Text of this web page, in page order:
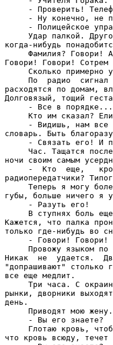
- Проверить!
- Ну конечно, не
- Полицейское
Удар палкой.
когда-нибудь
Фамилия? Говори!
Говори! Говори! Сотрем
Сколько примерно
По  радио  сигнал
расходятся по домам,
Долговязый, тощий
- Все в
Кто им сказал?
- Видишь, нам все
словарь. Быть
- Связать его! И
Час. Тащатся
ночи своим самым
-  Кто  еще,
радиопередатчики?
Теперь я могу
губы, больше ничего я
     - Разуть его!
В ступнях боль
Кажется, что палка
только где-нибудь во
     - Говори! Говори!
Провожу языком по
Никак  не  удается.
"допрашивают" столько
все еще медлит.
Три часа. С
рынки, дворники
день.
     Приводят мою жену.
     - Вы его знаете?
Глотаю кровь,
что кровь всюду,